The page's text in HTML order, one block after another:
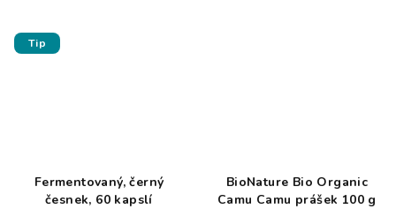
Tip
Fermentovaný, černý
česnek, 60 kapslí
BioNature Bio Organic
Camu Camu prášek 100 g